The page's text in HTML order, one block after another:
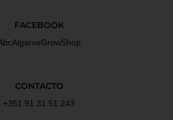
FACEBOOK
CONTACTO
+351 91 31 51 243